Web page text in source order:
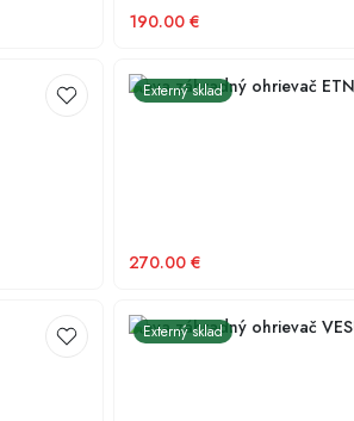
190.00 €
Externý sklad
Meva záhradný ohrievač
270.00 €
Externý sklad
Meva záhradný ohrievač